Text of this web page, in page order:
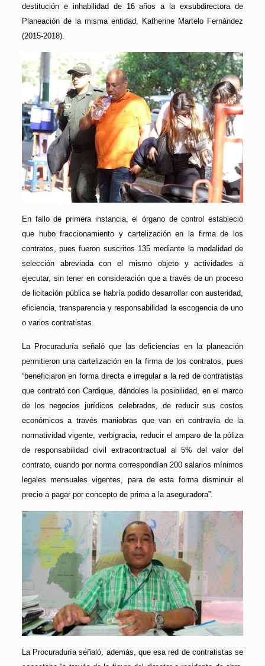
destitución e inhabilidad de 16 años a la exsubdirectora de
Planeación de la misma entidad, Katherine Martelo Fernández
(2015-2018).
En fallo de primera instancia, el órgano de control estableció
que hubo fraccionamiento y cartelización en la firma de los
contratos, pues fueron suscritos 135 mediante la modalidad de
selección abreviada con el mismo objeto y actividades a
ejecutar, sin tener en consideración que a través de un proceso
de licitación pública se habría podido desarrollar con austeridad,
eficiencia, transparencia y responsabilidad la escogencia de uno
o varios contratistas.
La Procuraduría señaló que las deficiencias en la planeación
permitieron una cartelización en la firma de los contratos, pues
“beneficiaron en forma directa e irregular a la red de contratistas
que contrató con Cardique, dándoles la posibilidad, en el marco
de los negocios jurídicos celebrados, de reducir sus costos
económicos a través maniobras que van en contravía de la
normatividad vigente, verbigracia, reducir el amparo de la póliza
de responsabilidad civil extracontractual al 5% del valor del
contrato, cuando por norma correspondían 200 salarios mínimos
legales mensuales vigentes, para de esta forma disminuir el
precio a pagar por concepto de prima a la aseguradora”.
La Procuraduría señaló, además, que esa red de contratistas se